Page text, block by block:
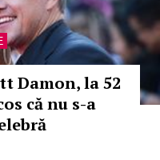
Damon, la 52
că nu s-a